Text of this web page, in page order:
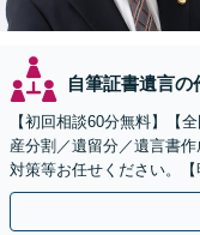
自筆証書遺言の
【初回相談60分無料】【
産分割／遺留分／遺言書
対策等お任せください。
話相談可】